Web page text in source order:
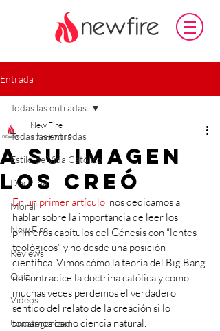
Entrada
Todas las entradas
Estilo de Vida Católico
Doctrina
Moral
New Fire
Reviews
Quiz
Videos
Uncategorized
Todas las entradas
A Su imagen
los creó
New Fire
17 oct 2019
En un primer artículo nos dedicamos a
hablar sobre la importancia de leer los
primeros capítulos del Génesis con “lentes
teológicos” y no desde una posición
científica. Vimos cómo la teoría del Big Bang
no contradice la doctrina católica y como
muchas veces perdemos el verdadero
sentido del relato de la creación si lo
tomamos como ciencia natural.